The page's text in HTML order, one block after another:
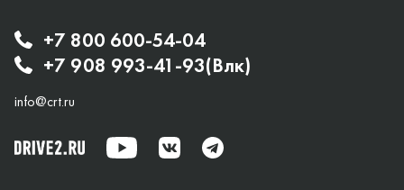
+7 800 600-54-04
+7 908 993-41-93(Влк)
info@crt.ru